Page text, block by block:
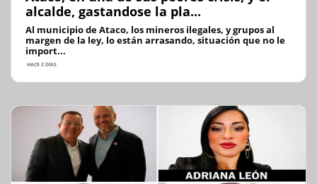
alcalde, gastandose la pla...
Al municipio de Ataco, los mineros ilegales, y grupos al
margen de la ley, lo están arrasando, situación que no le
import...
HACE 2 DÍAS